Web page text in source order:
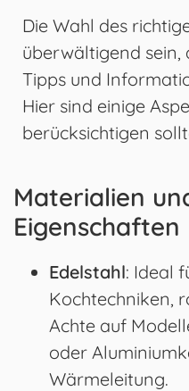
Die Wahl des
überwältigend sein,
Tipps und
Hier sind einige
berücksichtigen
Materialien
Eigenschaften
Edelstahl: Ideal
Kochtechniken,
Achte auf
oder
Wärmeleitung.